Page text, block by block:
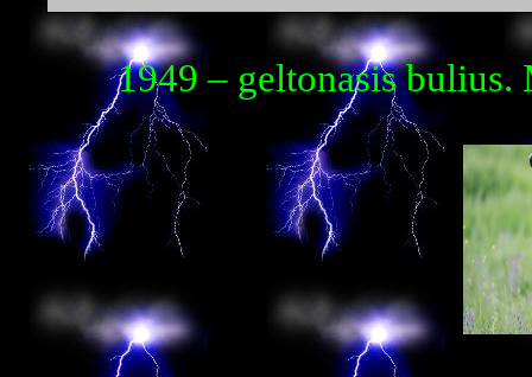
1949 – geltonasis bulius.